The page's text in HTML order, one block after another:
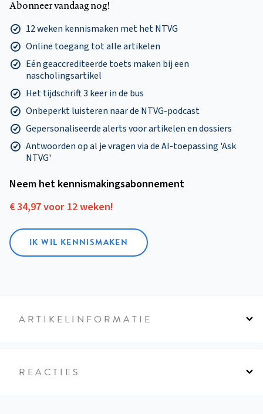
Abonneer vandaag nog!
12 weken kennismaken met het NTVG
Online toegang tot alle artikelen
Eén geaccrediteerde toets maken bij een
nascholingsartikel
Het tijdschrift 3 keer in de bus
Onbeperkt luisteren naar de NTVG-podcast
Gepersonaliseerde alerts voor artikelen en dossiers
Antwoorden op al je vragen via de AI-toepassing 'Ask
NTVG'
Neem het kennismakings­abonnement
€ 34,97 voor 12 weken!
IK WIL KENNISMAKEN
ARTIKELINFORMATIE
REACTIES